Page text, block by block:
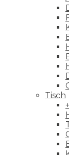
Tisch
+